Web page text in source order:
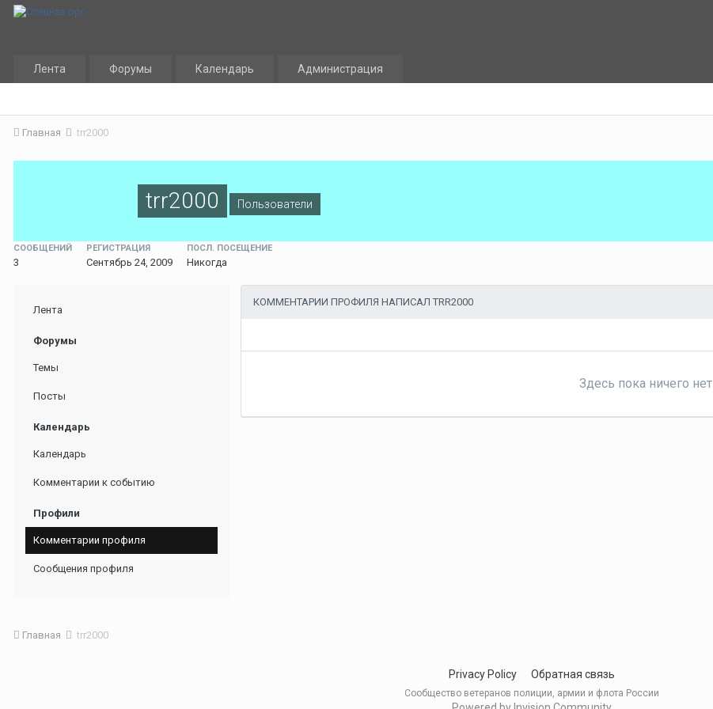
Лента Форумы Календарь Администрация
Главная trr2000
trr2000 Пользователи
СООБЩЕНИЙ
3
РЕГИСТРАЦИЯ
Сентябрь 24, 2009
ПОСЛ. ПОСЕЩЕНИЕ
Никогда
Лента
Форумы
Темы
Посты
Календарь
Календарь
Комментарии к событию
Профили
Комментарии профиля
Сообщения профиля
КОММЕНТАРИИ ПРОФИЛЯ НАПИСАЛ TRR2000
Здесь пока ничего нет
Главная trr2000
Privacy Policy Обратная связь
Сообщество ветеранов полиции, армии и флота России